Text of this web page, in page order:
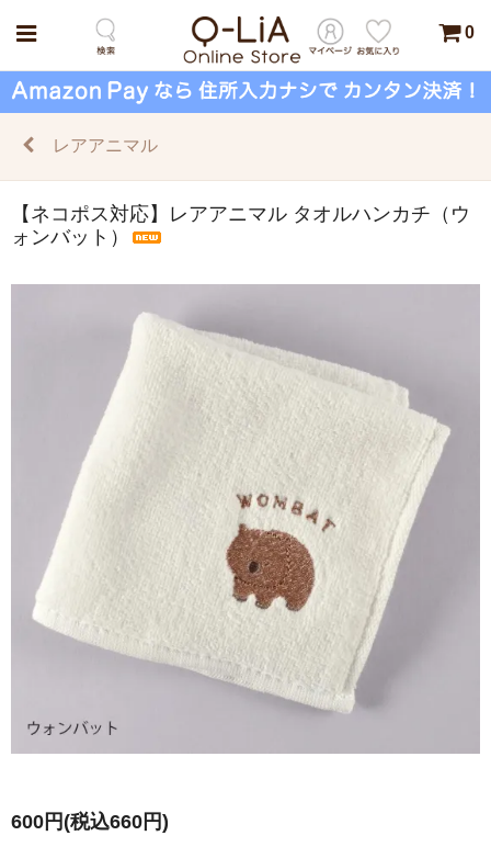
0
レアアニマル
【ネコポス対応】レアアニマル タオルハンカチ（ウ
ォンバット）
600円(税込660円)